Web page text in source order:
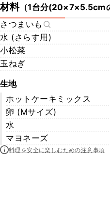
材料（1台分(20×7×5.5cm
さつまいも
水 (さらす用)
小松菜
玉ねぎ
生地
ホットケーキミックス
卵 (Mサイズ)
水
マヨネーズ
料理を安全に楽しむための注意事項